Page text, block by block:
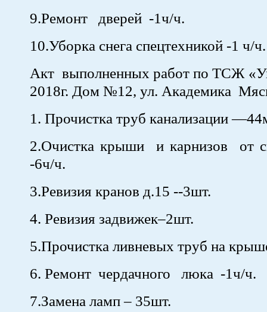
9.Ремонт дверей -1ч/ч.
10.Уборка снега спецтехникой -1 ч/ч.
Акт выполненных работ по ТСЖ
2018г. Дом №12, ул. Академика
1. Прочистка труб канализации
2.Очистка крыши и карнизов от
-6ч/ч.
3.Ревизия кранов д.15 --3шт.
4. Ревизия задвижек–2шт.
5.Прочистка ливневых труб на
6. Ремонт чердачного люка -1ч/ч.
7.Замена ламп – 35шт.